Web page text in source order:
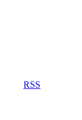
RSS